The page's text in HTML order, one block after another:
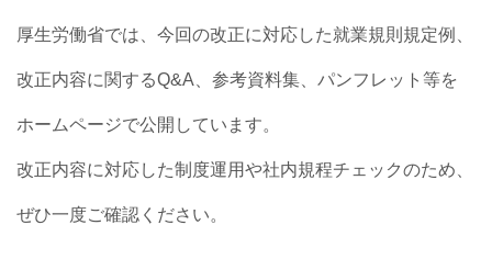
厚生労働省では、今回の改正に対応した就業規則規定例、
改正内容に関するQ&A、参考資料集、パンフレット等を
ホームページで公開しています。
改正内容に対応した制度運用や社内規程チェックのため、
ぜひ一度ご確認ください。